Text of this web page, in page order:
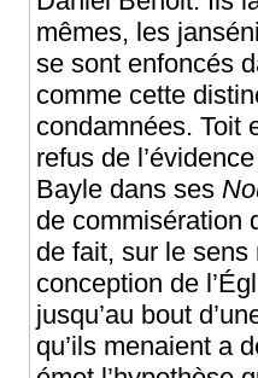
mêmes, les
se sont enfoncés
comme cette
condamnées. Toit
refus de
Bayle dans ses
de commisération
de fait, sur le sens
conception de
jusqu’au bout
qu’ils menaient a